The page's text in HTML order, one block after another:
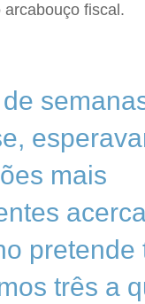
fiscal.
mais
pretende
três a